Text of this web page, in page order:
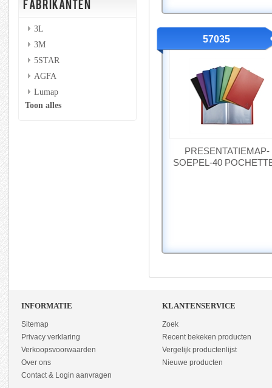
FABRIKANTEN
3L
3M
5STAR
AGFA
Lumap
Toon alles
PRESENTATIEMAP-
SOEPEL-40
57035
INFORMATIE
Sitemap
Privacy verklaring
Verkoopsvoorwaarden
Over ons
Contact & Login aanvragen
KLANTENSERVICE
Zoek
Recent bekeken producten
Vergelijk productenlijst
Nieuwe producten